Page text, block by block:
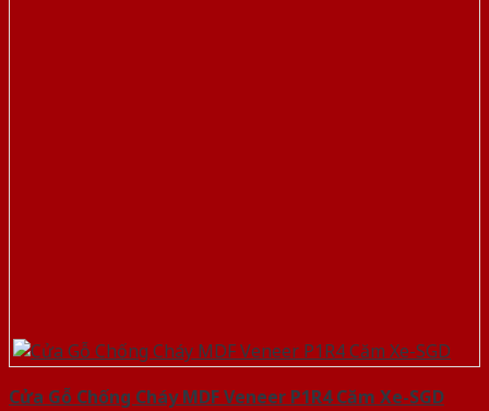
Cửa Gỗ Chống Cháy MDF Veneer P1R4 Căm Xe-SGD